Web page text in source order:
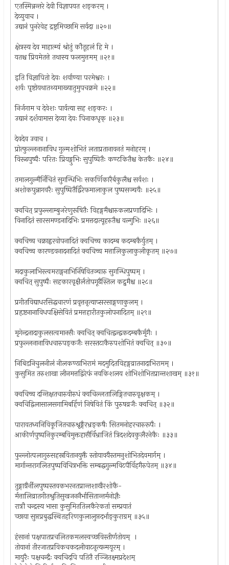
एतस्मिन्नन्तरे देवी विज्ञापयत शङ्करम् ।
देव्युवाच ।
उद्यानं पुनरेवेह द्रष्ट्रमिच्छामि सर्वदा ॥२०॥
क्षेत्रस्य देव माहात्म्यं श्रोतुं कौतूहलं हि मे ।
यतश्च प्रियमेतत्ते तथास्य फलमुत्तमम् ॥२१॥
इति विज्ञापितो देवः शर्वाण्या परमेश्वरः ।
शर्वः पृष्टोयथातथ्यमाख्यातुमुपचक्रमे ॥२२॥
निर्जगाम च देवेशः पार्वत्या सह शङ्करः ।
उद्यानं दर्शयामास देव्या देवः पिनाकधृक् ॥२३॥
देवदेव उवाच ।
प्रोत्फुल्लनानाविध गुल्मशोभितं लताप्रतानावनतं मनोहरम् ।
विरूढपुष्पैः परितः प्रियङ्गुभिः सुपुष्पितैः कण्टकितैश्च केतकैः ॥२४॥
तमालगुल्मैर्निचितं सुगन्धिभिः सकर्णिकारैर्बकुलैश्च सर्वशः ।
अशोकपुन्नागवरैः सुपुष्पितैर्द्विरेफमालाकुल पुष्पसञ्चयैः ॥२५॥
क्वचित् प्रफुल्लाम्बुजरेणुरूषितैः विहङ्गमैश्चारुकलप्रणादिभिः ।
विनादितं सारसमण्डनादिभिः प्रमत्तदात्यूहरुतैश्च वल्गुभिः ॥२६॥
क्वचिच्च चक्राह्वरवोपनादितं क्वचिच्च कादम्ब कदम्बकैर्युतम् ।
क्वचिच्च कारण्डवनादनादितं क्वचिच्च मत्तालिकुलाकुलीकृतम् ॥२७॥
मदाकुलाभिस्त्वमराङ्गनाभिर्निषेवितञ्चारु सुगन्धिपुष्पम् ।
क्वचित् सुपुष्पैः सहकारवृक्षैर्लतोपगूढैस्तिल कद्रुमैश्च ॥२८॥
प्रगीतविद्याधरसिद्धचारणं प्रवृत्तनृत्याप्सरसाङ्गणाकुलम् ।
प्रहृष्टनानाविधपक्षिसेवितं प्रमत्तहारीतकुलोपनादितम् ॥२९॥
मृगेन्द्रनादाकुलसत्वमानसैः क्वचित् क्वचित्द्वन्द्वकदम्बकैर्मृगैः ।
प्रफुल्लनानाविधचारुपङ्कजैः सरस्तटाकैरुपशोभितं क्वचित् ॥३०॥
निबिडनिचुलनीलं नीलकण्ठाभिरामं मदमुदितविहङ्गव्रातनादाभिरामम् ।
कुसुमित तरुशाखा लीनमत्तद्विरेफं नवकिशलय शोभिशोभितप्रान्तशाखम् ॥३१॥
क्वचिच्च दन्तिक्षतचारुवीरुधं क्वचिल्लतालिङ्गितचारुवृक्षकम् ।
क्वचिद्विलासालसगामिबर्हिणं निषेवितं किं पुरुषव्रजैः क्वचित् ॥३२॥
पारावतध्वनिविकूजितचारुश्रृङ्गैरभ्रङ्कषैः सितमनोहरचारुरूपैः ।
आकीर्णपुष्पनिकुरम्बविमुक्तहासैर्विभ्राजितं त्रिदशदेवकुलैरनेकैः ॥३३॥
फुल्लोत्पलागुरुसहस्रवितानयुक्तै स्तोयावयैस्तमनुशोभितदेवमार्गम् ।
मार्गान्तरागलितपुष्पविचित्रभक्ति सम्बद्धगुल्मविटपैर्विहगैरुपेतम् ॥३४॥
तुङ्गाग्रैर्नीलपुष्पस्तवकभरनतप्रान्तशाखैरशोकै-
र्मत्तालिव्रातगीतश्रुतिसुखजननैर्भासितान्तर्मनोज्ञैः
रात्रौ चन्द्रस्य भासा कुसुमिततिलकैरेकतां सम्प्रयातं
च्छाया सुप्तप्रबुद्धस्थितहरिणकुलालुप्तदर्भाङ्कुराग्रम् ॥३५॥
हंसानां पक्षपातप्रचलितकमलस्वच्छविस्तीर्णतोयम् ।
तोयानां तीरजातप्रविकचकदलीवाटनृत्यन्मयूरम् ।
मायुरैः पक्षचन्द्रैः क्वचिदपि पतितै रञ्जितक्ष्मप्रदेशम्